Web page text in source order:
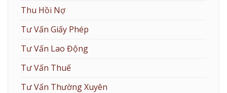
Thu Hồi Nợ
Tư Vấn Giấy Phép
Tư Vấn Lao Động
Tư Vấn Thuế
Tư Vấn Thường Xuyên